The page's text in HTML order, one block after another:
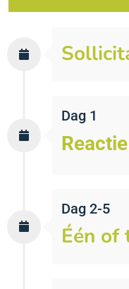
Dag 1
Reactie
Dag 2-5
Één of